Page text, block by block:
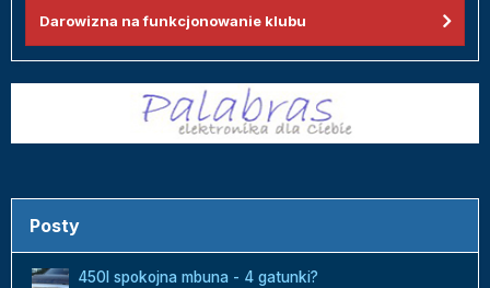
Darowizna na funkcjonowanie klubu
Posty
450l spokojna mbuna - 4 gatunki?